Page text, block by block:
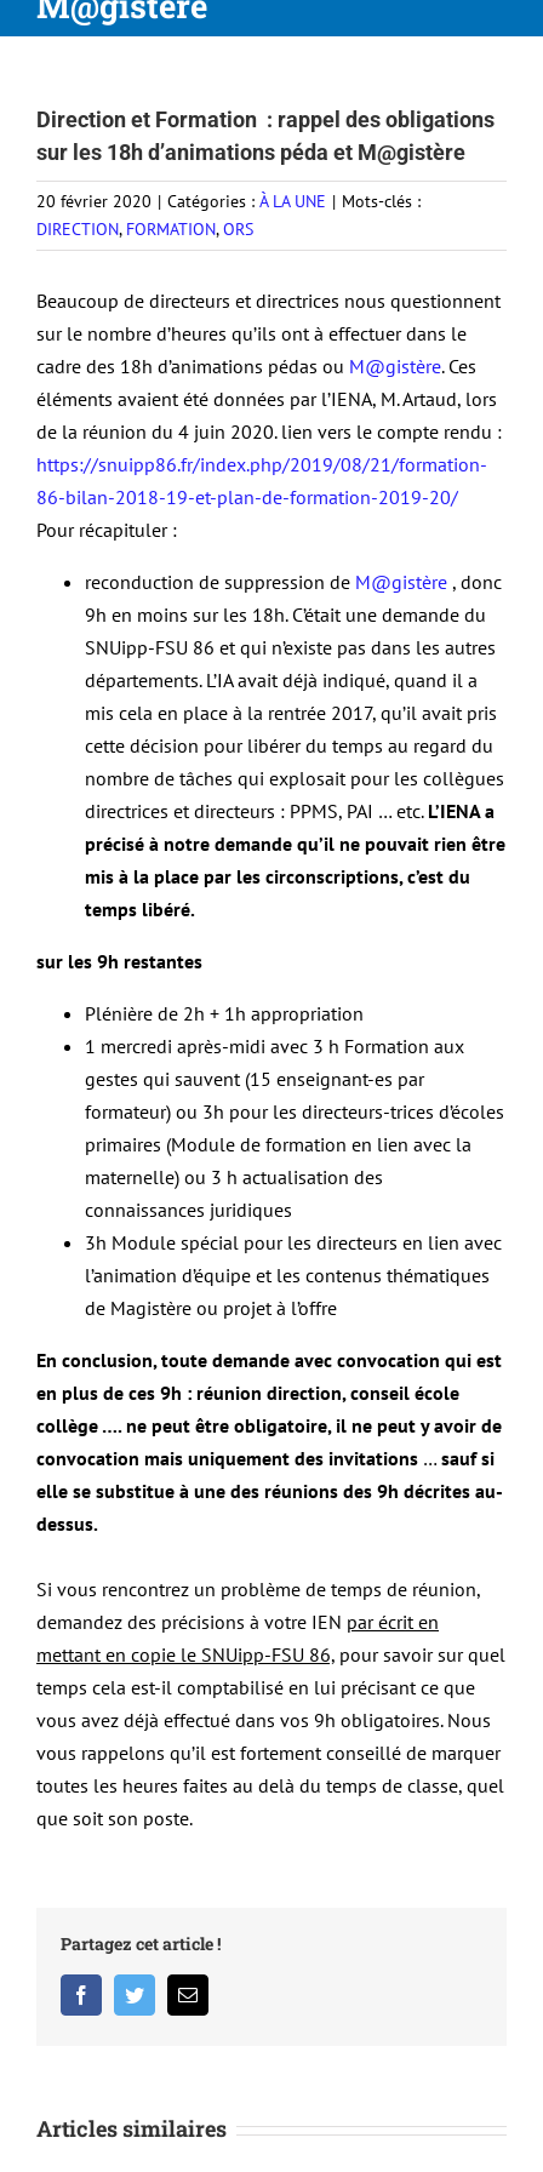
Direction et Formation : rappel des obligations
sur les 18h d’animations péda et M@gistère
20 février 2020 | Catégories : À LA UNE | Mots-clés :
DIRECTION, FORMATION,ORS
Beaucoup de directeurs et directrices nous questionnent
sur le nombre d’heures qu’ils ont à effectuer dans le
cadre des 18h d’animations pédas ou M@gistère. Ces
éléments avaient été données par l’IENA, M. Artaud, lors
de la réunion du 4 juin 2020. lien vers le compte rendu :
https://snuipp86.fr/index.php/2019/08/21/formation-
86-bilan-2018-19-et-plan-de-formation-2019-20/
Pour récapituler :
reconduction de suppression de M@gistère , donc
9h en moins sur les 18h. C’était une demande du
SNUipp-FSU 86 et qui n’existe pas dans les autres
départements. L’IA avait déjà indiqué, quand il a
mis cela en place à la rentrée 2017, qu’il avait pris
cette décision pour libérer du temps au regard du
nombre de tâches qui explosait pour les collègues
directrices et directeurs : PPMS, PAI … etc. L’IENA a
précisé à notre demande qu’il ne pouvait rien être
mis à la place par les circonscriptions, c’est du
temps libéré.
sur les 9h restantes
Plénière de 2h + 1h appropriation
1 mercredi après-midi avec 3 h Formation aux
gestes qui sauvent (15 enseignant-es par
formateur) ou 3h pour les directeurs-trices d’écoles
primaires (Module de formation en lien avec la
maternelle) ou 3 h actualisation des
connaissances juridiques
3h Module spécial pour les directeurs en lien avec
l’animation d’équipe et les contenus thématiques
de Magistère ou projet à l’offre
En conclusion, toute demande avec convocation qui est
en plus de ces 9h : réunion direction, conseil école
collège …. ne peut être obligatoire, il ne peut y avoir de
convocation mais uniquement des invitations … sauf si
elle se substitue à une des réunions des 9h décrites au-
dessus.
Si vous rencontrez un problème de temps de réunion,
demandez des précisions à votre IEN par écrit en
mettant en copie le SNUipp-FSU 86, pour savoir sur quel
temps cela est-il comptabilisé en lui précisant ce que
vous avez déjà effectué dans vos 9h obligatoires. Nous
vous rappelons qu’il est fortement conseillé de marquer
toutes les heures faites au delà du temps de classe, quel
que soit son poste.
Partagez cet article !
FacebookTwitterEmail
Articles similaires